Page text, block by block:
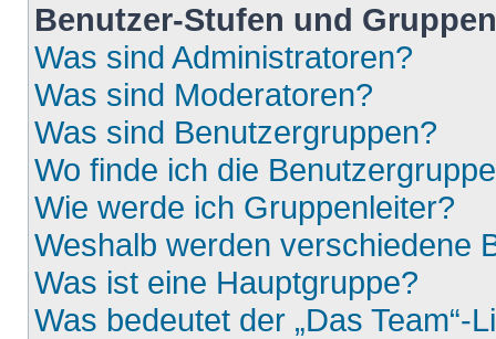
Benutzer-Stufen und Gruppen
Was sind Administratoren?
Was sind Moderatoren?
Was sind Benutzergruppen?
Wo finde ich die
Wie werde ich Gruppenleiter?
Weshalb werden verschiedene
Was ist eine Hauptgruppe?
Was bedeutet der „Das Team“-